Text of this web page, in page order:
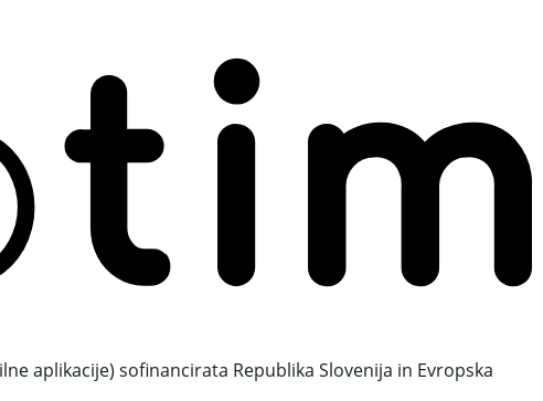
aplikacije) sofinancirata Republika Slovenija in Evropska